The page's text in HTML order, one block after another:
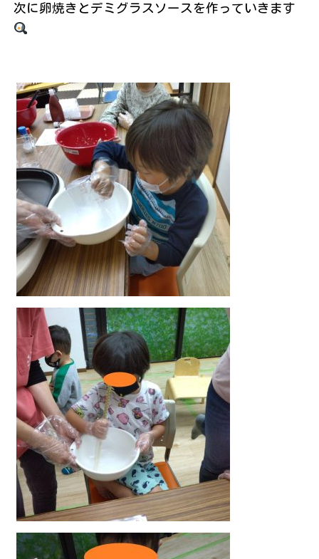
次に卵焼きとデミグラスソースを作っていきます